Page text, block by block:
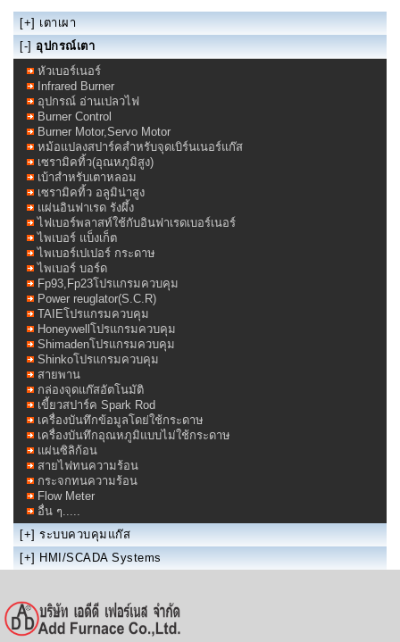
[+] เตาเผา
[-] อุปกรณ์เตา
หัวเบอร์เนอร์
Infrared Burner
อุปกรณ์ อ่านเปลวไฟ
Burner Control
Burner Motor,Servo Motor
หม้อแปลงสปาร์คสำหรับจุดเบิร์นเนอร์แก๊ส
เซรามิคทิ้ว(อุณหภูมิสูง)
เบ้าสำหรับเตาหลอม
เซรามิคทิ้ว อลูมิน่าสูง
แผ่นอินฟาเรด รังผึ้ง
ไฟเบอร์พลาสท์ใช้กับอินฟาเรดเบอร์เนอร์
ไพเบอร์ แบ็งเก็ต
ไพเบอร์เปเปอร์ กระดาษ
ไพเบอร์ บอร์ด
Fp93,Fp23โปรแกรมควบคุม
Power reuglator(S.C.R)
TAIEโปรแกรมควบคุม
Honeywellโปรแกรมควบคุม
Shimadenโปรแกรมควบคุม
Shinkoโปรแกรมควบคุม
สายพาน
กล่องจุดแก๊สอัตโนมัติ
เขี้ยวสปาร์ค Spark Rod
เครื่องบันทึกข้อมูลโดย่ใช้กระดาษ
เครื่องบันทึกอุณหภูมิแบบไม่ใช้กระดาษ
แผ่นซิลิก้อน
สายไฟทนความร้อน
กระจกทนความร้อน
Flow Meter
อื่น ๆ.....
[+] ระบบควบคุมแก๊ส
[+] HMI/SCADA Systems